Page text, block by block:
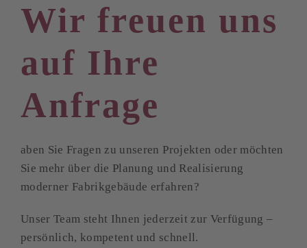
Wir freuen uns
auf Ihre
Anfrage
aben Sie Fragen zu unseren Projekten oder möchten
Sie mehr über die Planung und Realisierung
moderner Fabrikgebäude erfahren?
Unser Team steht Ihnen jederzeit zur Verfügung –
persönlich, kompetent und schnell.